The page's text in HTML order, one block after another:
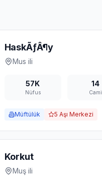
HaskÃƒÂ¶y
Mus ili
57K
Nüfus
14
Cami
Müftülük 5 Aşı Merkezi
Korkut
Muşili